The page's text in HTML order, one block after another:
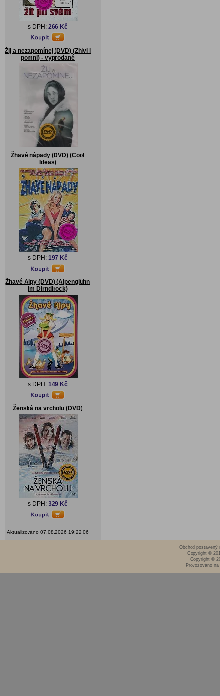
s DPH: 266 Kč
Žij a nezapomínej (DVD) (Zhivi i
pomni) - vyprodané
Žhavé nápady (DVD) (Cool
Ideas)
s DPH: 197 Kč
Žhavé Alpy (DVD) (Alpenglühn
im Dirndlrock)
s DPH: 149 Kč
Ženská na vrcholu (DVD)
s DPH: 329 Kč
Aktualizováno 07.08.2026 19:22:06
Obchod postavený
Copyright ©
Copyright ©
Provozováno